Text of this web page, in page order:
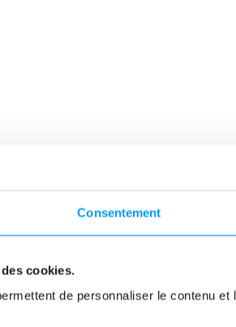
Consentement
cookies.
de personnaliser le contenu